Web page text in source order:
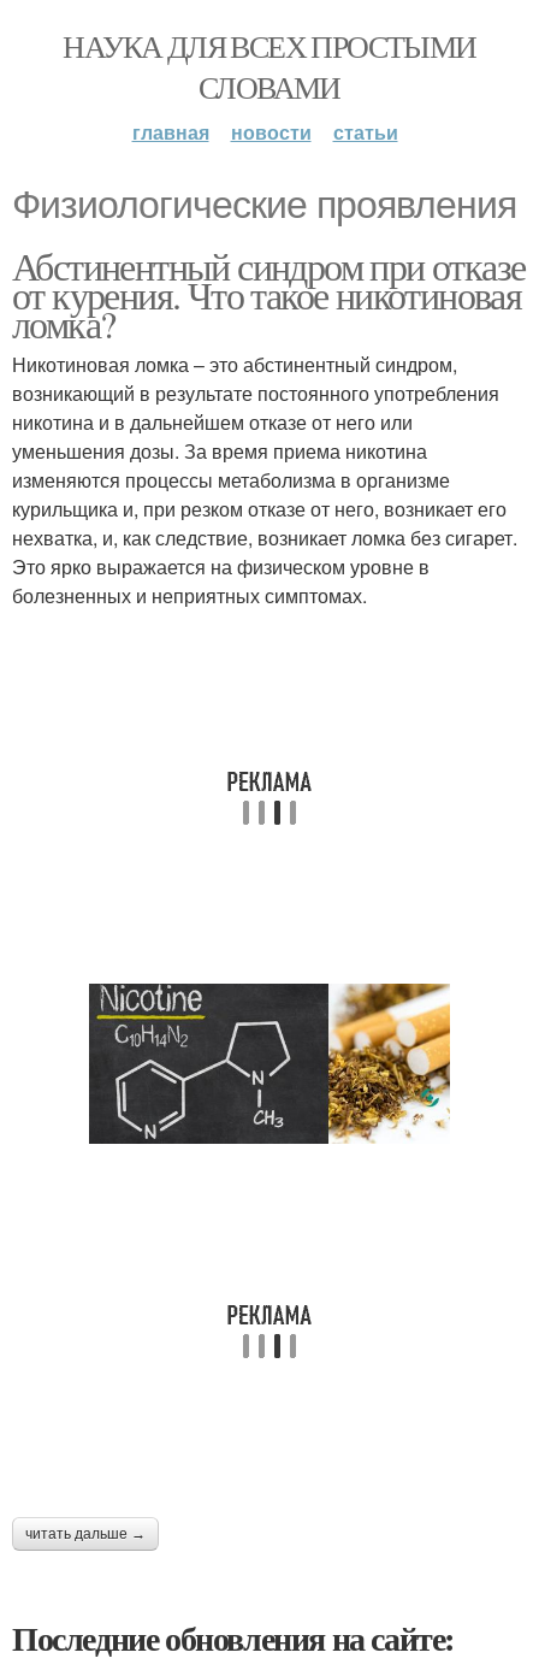
НАУКА ДЛЯ ВСЕХ ПРОСТЫМИ
СЛОВАМИ
главная новости статьи
Физиологические проявления
Абстинентный синдром при отказе
от курения. Что такое никотиновая
ломка?
Никотиновая ломка – это абстинентный синдром,
возникающий в результате постоянного употребления
никотина и в дальнейшем отказе от него или
уменьшения дозы. За время приема никотина
изменяются процессы метаболизма в организме
курильщика и, при резком отказе от него, возникает его
нехватка, и, как следствие, возникает ломка без сигарет.
Это ярко выражается на физическом уровне в
болезненных и неприятных симптомах.
читать дальше →
Последние обновления на сайте: